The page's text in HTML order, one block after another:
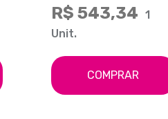
R$ 543,34 1
Unit.
COMPRAR